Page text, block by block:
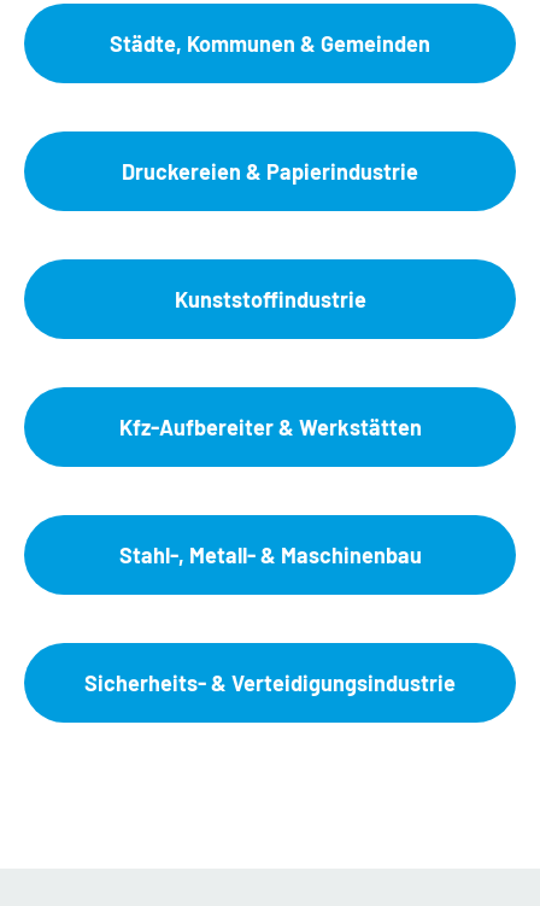
Städte, Kommunen & Gemeinden
Druckereien & Papierindustrie
Kunststoffindustrie
Kfz-Aufbereiter & Werkstätten
Stahl-, Metall- & Maschinenbau
Sicherheits- & Verteidigungsindustrie